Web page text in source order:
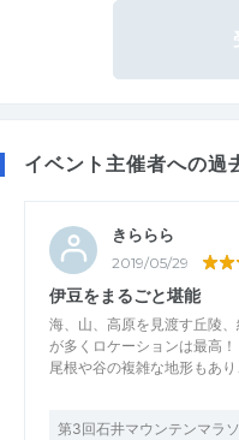
イベント主催者への過
きららら
2019/05/29
伊豆をまるごと堪能
海、山、高原を見渡す丘陵、
が多くロケーションは最高
尾根や谷の複雑な地形もあ
第3回石井マウンテンマラ